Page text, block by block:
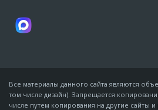
Все материалы данного сайта являются
том числе дизайн). Запрещается
числе путем копирования на другие сайты